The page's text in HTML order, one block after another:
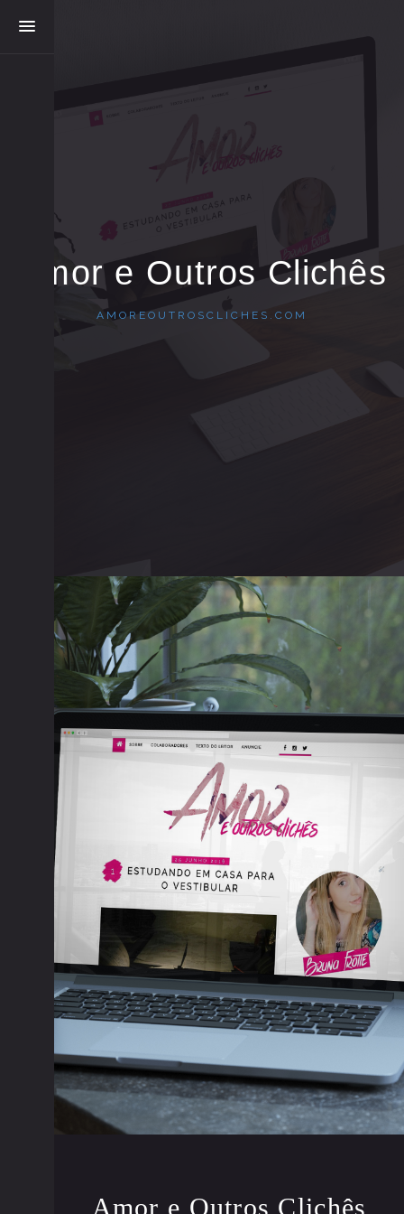
Amor e Outros Clichês
AMOREOUTROSCLICHES.COM
Amor e Outros Clichês